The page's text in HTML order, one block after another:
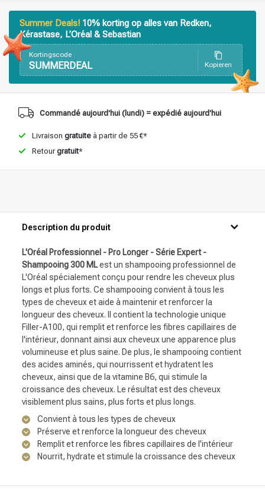
Summer Deals! 10% korting op alles van Redken,
Kérastase, L’Oréal & Sebastian
Kortingscode
SUMMERDEAL Kopieren
Commandé aujourd'hui (lundi) = expédié aujourd'hui
Livraison gratuite à partir de 55 €*
Retourgratuit*
Description du produit
L'Oréal Professionnel - Pro Longer - Série Expert -
Shampooing 300 MLest un shampooing professionnel de
L'Oréal spécialement conçu pour rendre les cheveux plus
longs et plus forts. Ce shampooing convient à tous les
types de cheveux et aide à maintenir et renforcer la
longueur des cheveux. Il contient la technologie unique
Filler-A100, qui remplit et renforce les fibres capillaires de
l'intérieur, donnant ainsi aux cheveux une apparence plus
volumineuse et plus saine. De plus, le shampooing contient
des acides aminés, qui nourrissent et hydratent les
cheveux, ainsi que de la vitamine B6, qui stimule la
croissance des cheveux. Le résultat est des cheveux
visiblement plus sains, plus forts et plus longs.
Convient à tous les types de cheveux
Préserve et renforce la longueur des cheveux
Remplit et renforce les fibres capillaires de l'intérieur
Nourrit, hydrate et stimule la croissance des cheveux